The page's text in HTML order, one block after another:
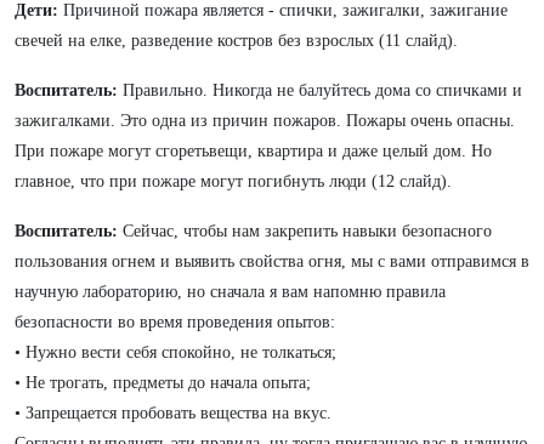
Дети: Причиной пожара является - спички, зажигалки, зажигание
свечей на елке, разведение костров без взрослых (11 слайд).
Воспитатель: Правильно. Никогда не балуйтесь дома со спичками и
зажигалками. Это одна из причин пожаров. Пожары очень опасны.
При пожаре могут сгоретьвещи, квартира и даже целый дом. Но
главное, что при пожаре могут погибнуть люди (12 слайд).
Воспитатель: Сейчас, чтобы нам закрепить навыки безопасного
пользования огнем и выявить свойства огня, мы с вами отправимся в
научную лабораторию, но сначала я вам напомню правила
безопасности во время проведения опытов:
• Нужно вести себя спокойно, не толкаться;
• Не трогать, предметы до начала опыта;
• Запрещается пробовать вещества на вкус.